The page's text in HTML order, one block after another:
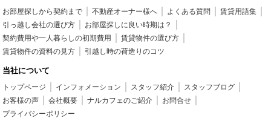
お部屋探しから契約まで 不動産オーナー様へ よくある質問
賃貸用語集
引っ越し会社の選び方
お部屋探しに良い時期は？
契約費用や一人暮らしの初期費用
賃貸物件の選び方
賃貸物件の資料の見方
引越し時の荷造りのコツ
当社について
トップページ インフォメーション スタッフ紹介
スタッフブログ
お客様の声
会社概要 ナルカフェのご紹介
お問合せ
プライバシーポリシー